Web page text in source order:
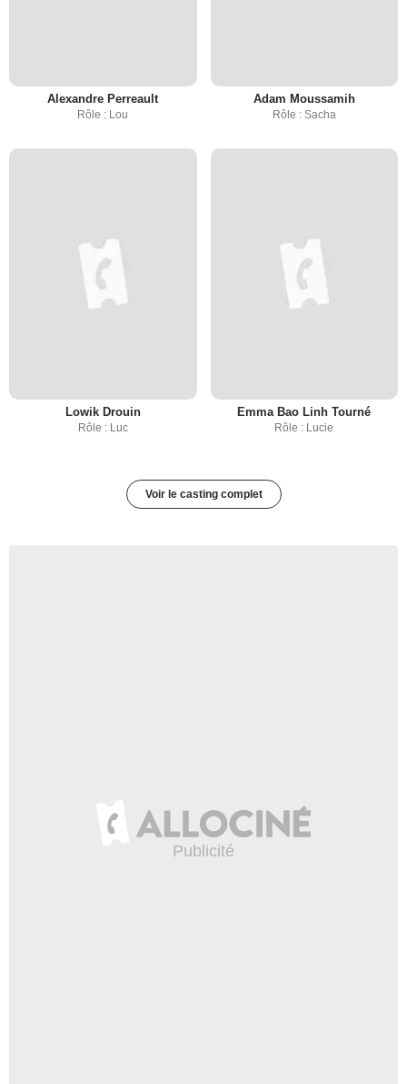
Alexandre Perreault
Rôle : Lou
Adam Moussamih
Rôle : Sacha
Lowik Drouin
Rôle : Luc
Emma Bao Linh Tourné
Rôle : Lucie
Voir le casting complet